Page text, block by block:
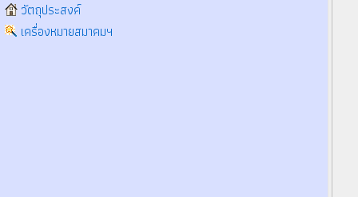
วัตถุประสงค์
เครื่องหมายสมาคมฯ